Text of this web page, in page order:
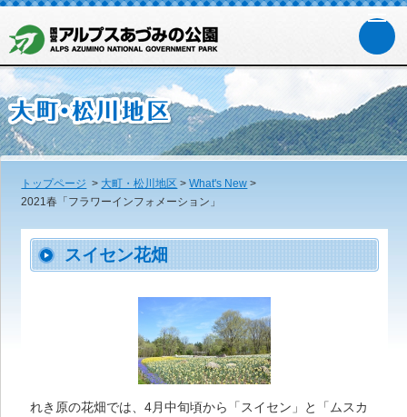
トップページ > 大町・松川地区 > What's New >
2021春「フラワーインフォメーション」
スイセン花畑
れき原の花畑では、4月中旬頃から「スイセン」と「ムスカ